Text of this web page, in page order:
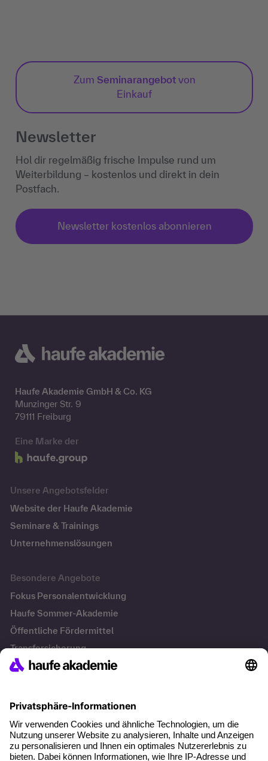
Zum Seminarangebotvon
Einkauf
Newsletter
Hol dir regelmäßig frische Impulse rund um
Weiterbildung – kostenlos und direkt in dein
Postfach.
Newsletter kostenlos abonnieren
Haufe Akademie GmbH & Co. KG
Munzinger Str. 9
79111 Freiburg
Eine Marke der
Unsere Angebotsfelder
Website der Haufe Akademie
Seminare & Trainings
Unternehmenslösungen
Besondere Angebote
Fokus Personalentwicklung
Haufe Sommer-Akademie
Öffentliche Fördermittel
Transfersicherung
Führung im KI-Zeitalter: Wie Human-AI-Leadership Teams
stark macht
Operatives Personalmanagement: Aufgaben, Prozesse
und Grundlagen im Überblick